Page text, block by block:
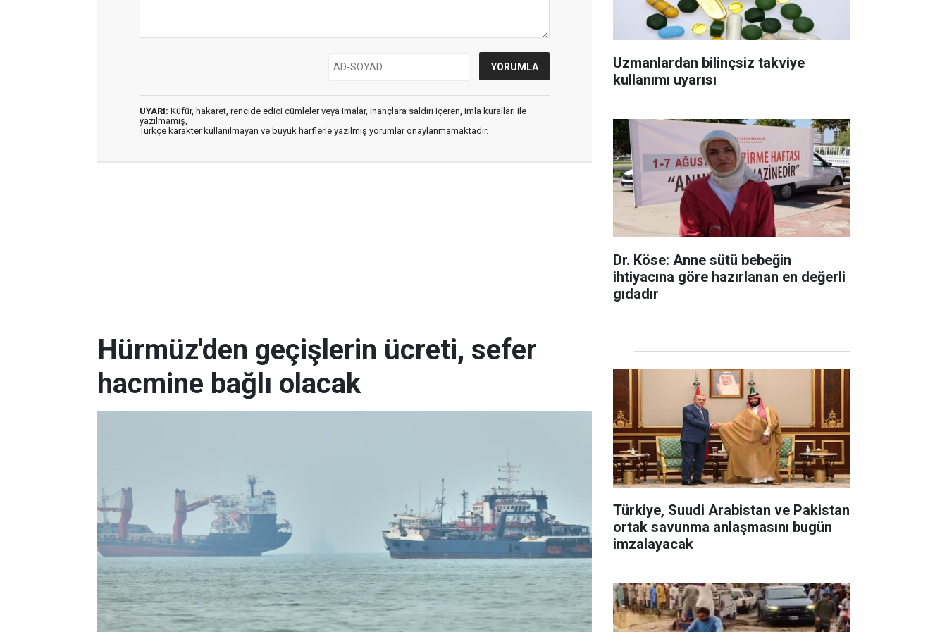
UYARI: Küfür, hakaret, rencide edici cümleler veya imalar, inançlara saldırı içeren, imla kuralları ile
yazılmamış,
Türkçe karakter kullanılmayan ve büyük harflerle yazılmış yorumlar onaylanmamaktadır.
Uzmanlardan bilinçsiz takviye
kullanımı uyarısı
Dr. Köse: Anne sütü bebeğin
ihtiyacına göre hazırlanan en değerli
gıdadır
Hürmüz'den geçişlerin ücreti, sefer
hacmine bağlı olacak
Türkiye, Suudi Arabistan ve Pakistan
ortak savunma anlaşmasını bugün
imzalayacak